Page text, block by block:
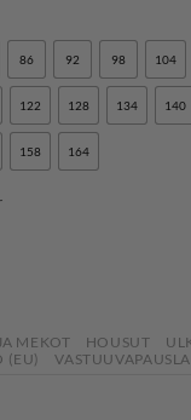
86 92 98 104
122 128 134 140
158 164
MEKOT HOUSUT
(EU)